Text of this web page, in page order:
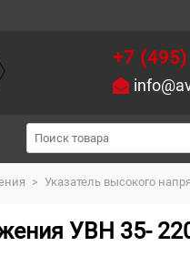
+7
> Указатель высокого
УВН 35-